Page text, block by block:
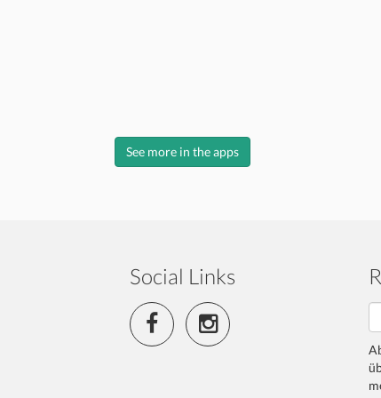
See more in the apps
Social Links